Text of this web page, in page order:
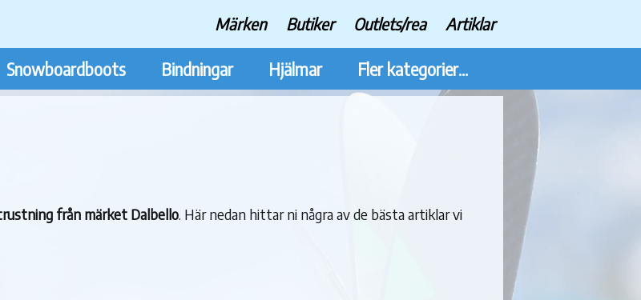
Märken Butiker Outlets/rea Artiklar
Snowboardboots Bindningar Hjälmar Fler kategorier...
från märket Dalbello. Här nedan hittar ni några av de bästa artiklar vi